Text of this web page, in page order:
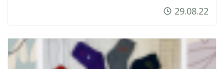
29.08.22